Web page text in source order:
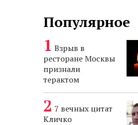
Популярное
Взрыв в
ресторане Москвы
признали
терактом
7 вечных цитат
Кличко